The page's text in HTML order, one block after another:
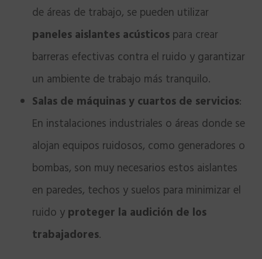
de áreas de trabajo, se pueden utilizar
paneles aislantes acústicos para crear
barreras efectivas contra el ruido y garantizar
un ambiente de trabajo más tranquilo.
Salas de máquinas y cuartos de servicios:
En instalaciones industriales o áreas donde se
alojan equipos ruidosos, como generadores o
bombas, son muy necesarios estos aislantes
en paredes, techos y suelos para minimizar el
ruido y proteger la audición de los
trabajadores.